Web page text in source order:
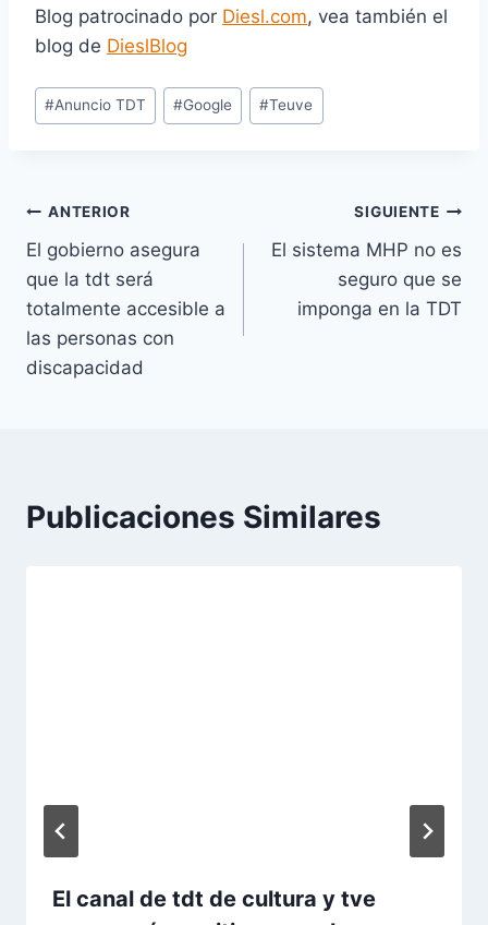
Blog patrocinado por Diesl.com, vea también el
blog de DieslBlog
Etiquetas
de
#Anuncio TDT #Google #Teuve
Navegación
de
entradas
ANTERIOR
El gobierno asegura
que la tdt será
totalmente accesible a
las personas con
discapacidad
SIGUIENTE
El sistema MHP no es
seguro que se
imponga en la TDT
Publicaciones Similares
El canal de tdt de cultura y tve